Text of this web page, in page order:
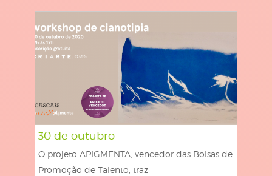
30 de outubro
O projeto APIGMENTA, vencedor das Bolsas de
Promoção de Talento, traz